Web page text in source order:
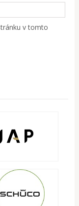
v tomto